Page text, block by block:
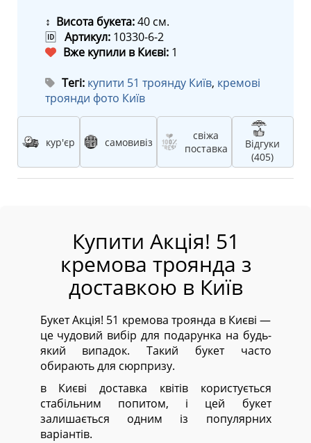
↕ Висота букета:40 см.
🆔 Артикул: 10330-6-2
Вже купили в Києві: 1
Тегі: купити 51 троянду Київ, кремові
троянди фото Київ
кур'єр самовивіз
свіжа
поставка
Відгуки
(405)
Купити Акція! 51
кремова троянда з
доставкою в Київ
Букет Акція! 51 кремова троянда в Києві —
це чудовий вибір для подарунка на будь-
який випадок. Такий букет часто
обирають для сюрпризу.
в Києві доставка квітів користується
стабільним попитом, і цей букет
залишається одним із популярних
варіантів.